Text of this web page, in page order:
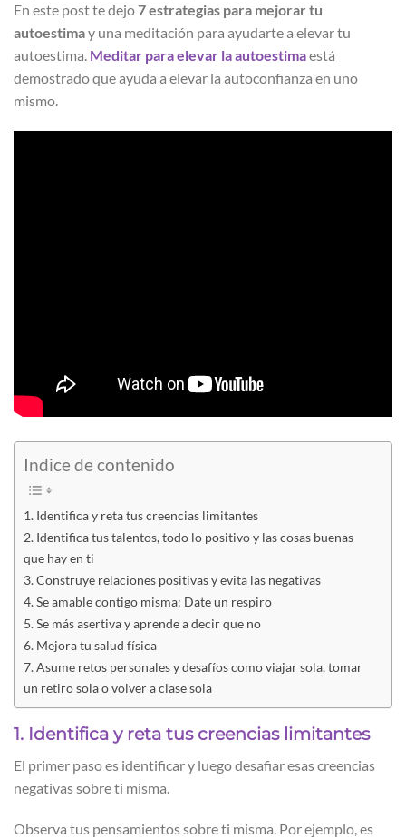
En este post te dejo7 estrategias para mejorar tu
autoestimay una meditación para ayudarte a elevar tu
autoestima. Meditar para elevar la autoestimaestá
demostrado que ayuda a elevar la autoconfianza en uno
mismo.
Indice de contenido
1. Identifica y reta tus creencias limitantes
2. Identifica tus talentos, todo lo positivo y las cosas buenas
que hay en ti
3. Construye relaciones positivas y evita las negativas
4. Se amable contigo misma: Date un respiro
5. Se más asertiva y aprende a decir que no
6. Mejora tu salud física
7. Asume retos personales y desafíos como viajar sola, tomar
un retiro sola o volver a clase sola
1. Identifica y reta tus creencias limitantes
El primer paso es identificar y luego desafiar esas creencias
negativas sobre ti misma.
Observa tus pensamientos sobre ti misma. Por ejemplo, es